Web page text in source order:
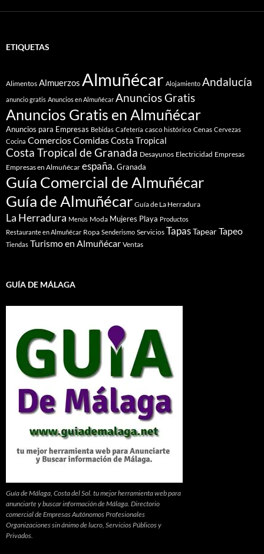
ETIQUETAS
Alimentos Almuerzos Almuñécar Alojamiento Andalucía
anuncio gratis Anuncios en Almuñécar Anuncios Gratis
Anuncios Gratis en Almuñécar
Anuncios para Empresas Bebidas Cafetería casco histórico Cenas Cervezas
Cocina ComerciosComidasCosta Tropical
Costa Tropical de Granada Desayunos Electricidad Empresas
Empresas en Almuñécar españa. Granada
Guía Comercial de Almuñécar
Guía de Almuñécar Guía de La Herradura
La Herradura Menús Moda Mujeres Playa Productos
Restaurante en Almuñécar Ropa Senderismo Servicios TapasTapearTapeo
Tiendas Turismo en Almuñécar Ventas
GUÍA DE MÁLAGA
Guía de Málaga, Costa del Sol. tu mejor herramienta web para
anunciarte y buscar información de Málaga. Directorio
comercial de Empresas Autónomos Profesionales
Organizaciones sin ánimo de lucro, Servicios Públicos y
Privados.